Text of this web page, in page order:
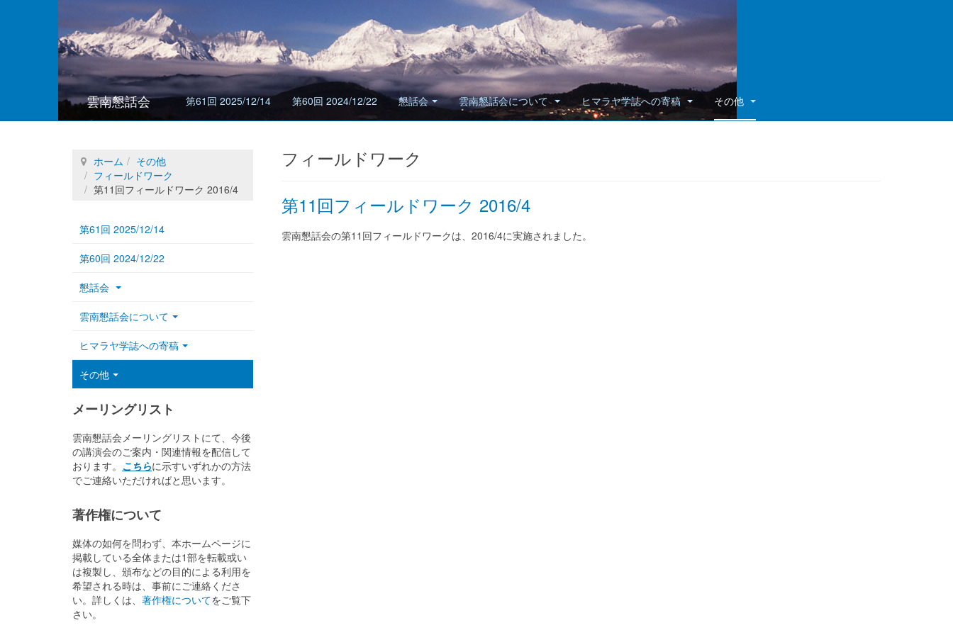
雲南懇話会 第61回 2025/12/14 第60回 2024/12/22 懇話会 雲南懇話会について ヒマラヤ学誌への寄稿 その他
フィールドワーク
第11回フィールドワーク 2016/4
雲南懇話会の第11回フィールドワークは、2016/4に実施されました。
ホーム
その他
フィールドワーク
第11回フィールドワーク 2016/4
第61回 2025/12/14
第60回 2024/12/22
懇話会
雲南懇話会について
ヒマラヤ学誌への寄稿
その他
メーリングリスト
雲南懇話会メーリングリストにて、今後
の講演会のご案内・関連情報を配信して
おります。 こちらに示すいずれかの方法
でご連絡いただければと思います。
著作権について
媒体の如何を問わず、本ホームページに
掲載している全体または1部を転載或い
は複製し、頒布などの目的による利用を
希望される時は、事前にご連絡くださ
い。詳しくは、 著作権についてをご覧下
さい。